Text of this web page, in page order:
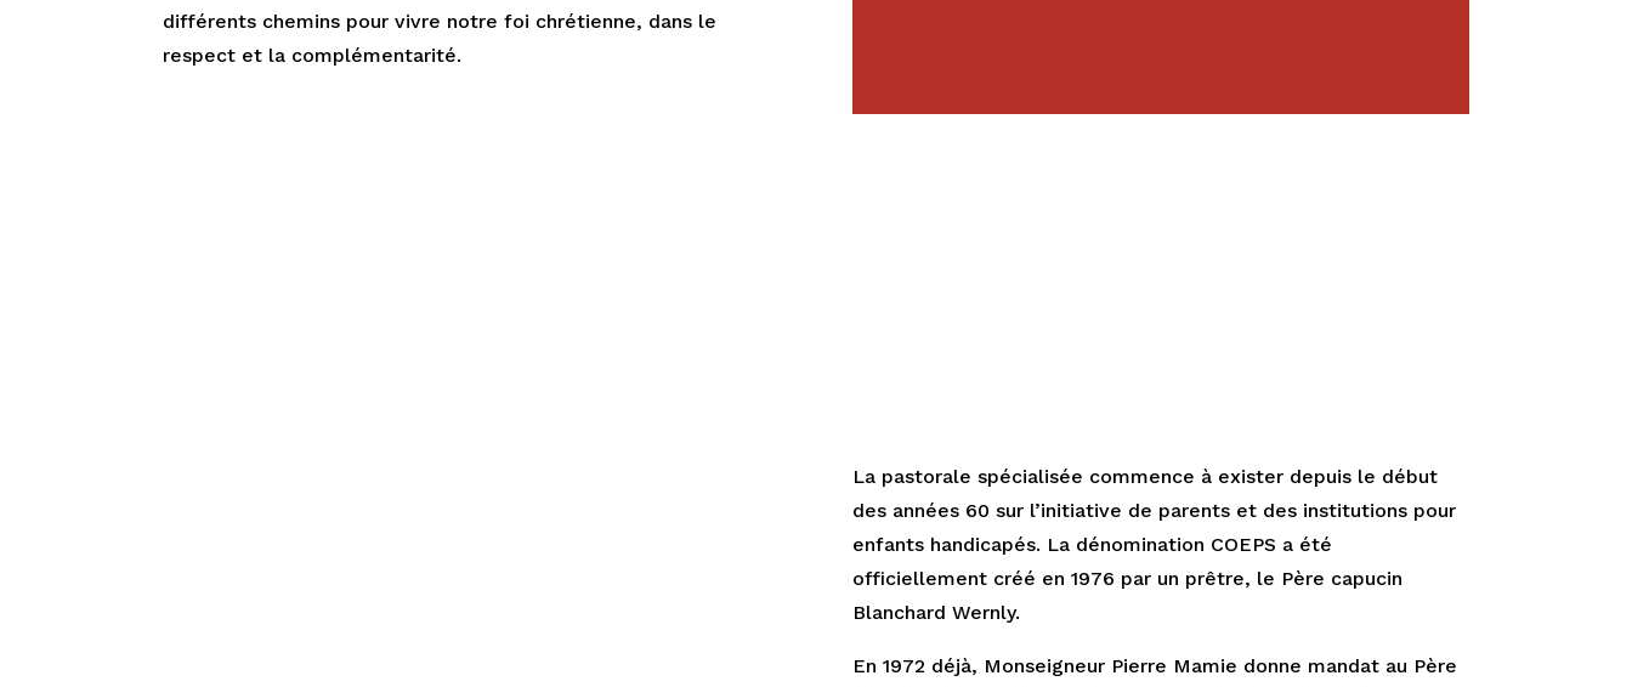
différents chemins pour vivre notre foi chrétienne, dans le
respect et la complémentarité.
La pastorale spécialisée commence à exister depuis le début
des années 60 sur l’initiative de parents et des institutions pour
enfants handicapés. La dénomination COEPS a été
officiellement créé en 1976 par un prêtre, le Père capucin
Blanchard Wernly.
En 1972 déjà, Monseigneur Pierre Mamie donne mandat au Père